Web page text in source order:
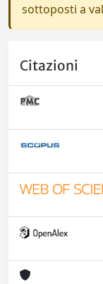
sottoposti a
Citazioni